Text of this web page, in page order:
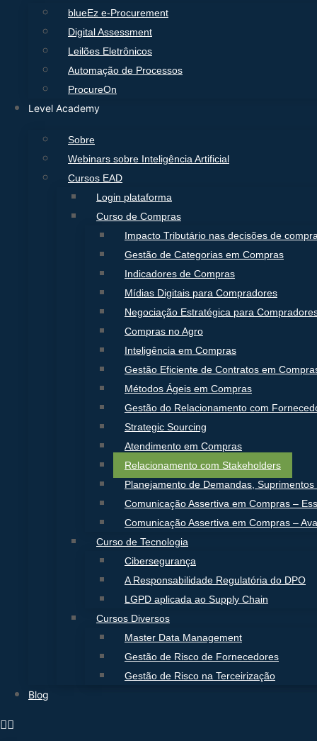
blueEz e-Procurement
Digital Assessment
Leilões Eletrônicos
Automação de Processos
ProcureOn
Level Academy
Sobre
Webinars sobre Inteligência Artificial
Cursos EAD
Login plataforma
Curso de Compras
Impacto Tributário nas decisões de
Gestão de Categorias em Compras
Indicadores de Compras
Mídias Digitais para Compradores
Negociação Estratégica para
Compras no Agro
Inteligência em Compras
Gestão Eficiente de Contratos em
Métodos Ágeis em Compras
Gestão do Relacionamento com
Strategic Sourcing
Atendimento em Compras
Relacionamento com Stakeholders
Planejamento de Demandas,
Comunicação Assertiva em Compras –
Comunicação Assertiva em Compras –
Curso de Tecnologia
Cibersegurança
A Responsabilidade Regulatória do DPO
LGPD aplicada ao Supply Chain
Cursos Diversos
Master Data Management
Gestão de Risco de Fornecedores
Gestão de Risco na Terceirização
Blog